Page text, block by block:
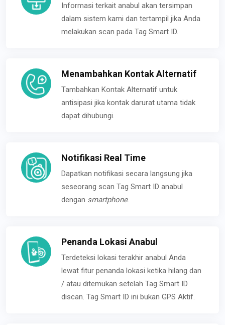
Informasi terkait anabul akan tersimpan
dalam sistem kami dan tertampil jika Anda
melakukan scan pada Tag Smart ID.
Menambahkan Kontak Alternatif
Tambahkan Kontak Alternatif untuk
antisipasi jika kontak darurat utama tidak
dapat dihubungi.
Notifikasi Real Time
Dapatkan notifikasi secara langsung jika
seseorang scan Tag Smart ID anabul
dengan smartphone.
Penanda Lokasi Anabul
Terdeteksi lokasi terakhir anabul Anda
lewat fitur penanda lokasi ketika hilang dan
/ atau ditemukan setelah Tag Smart ID
discan. Tag Smart ID ini bukan GPS Aktif.